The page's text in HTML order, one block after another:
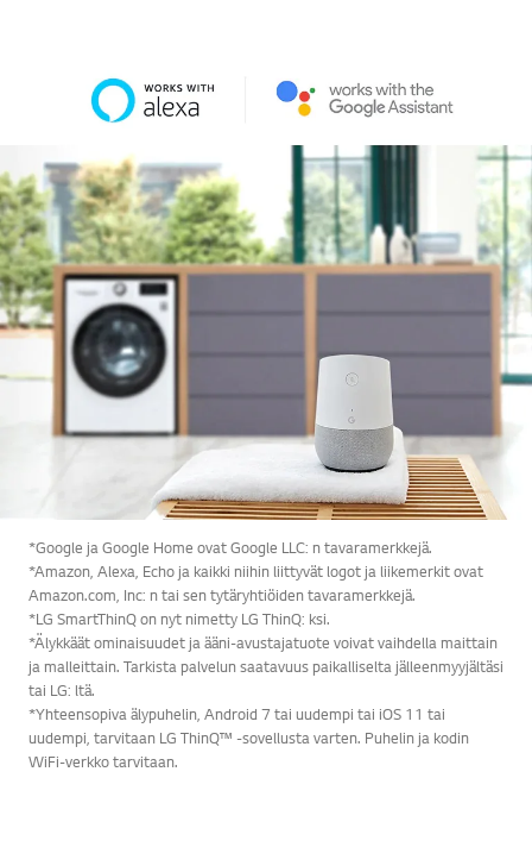
*Google ja Google Home ovat Google LLC: n tavaramerkkejä.
*Amazon, Alexa, Echo ja kaikki niihin liittyvät logot ja liikemerkit ovat
Amazon.com, Inc: n tai sen tytäryhtiöiden tavaramerkkejä.
*LG SmartThinQ on nyt nimetty LG ThinQ: ksi.
*Älykkäät ominaisuudet ja ääni-avustajatuote voivat vaihdella maittain
ja malleittain. Tarkista palvelun saatavuus paikalliselta jälleenmyyjältäsi
tai LG: ltä.
*Yhteensopiva älypuhelin, Android 7 tai uudempi tai iOS 11 tai
uudempi, tarvitaan LG ThinQ™ -sovellusta varten. Puhelin ja kodin
WiFi-verkko tarvitaan.